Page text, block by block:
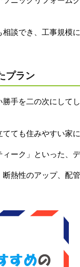
談でき、工事規模
プラン
手を二の次にして
ても住みやすい家に
ーク」といった、
熱性のアップ、配